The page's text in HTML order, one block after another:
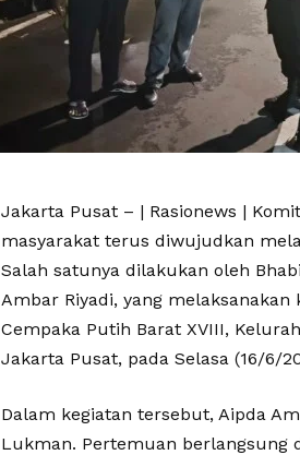
Jakarta Pusat – | Rasionews |
masyarakat terus diwujudkan
Salah satunya dilakukan oleh
Ambar Riyadi, yang melaksanakan
Cempaka Putih Barat XVIII,
Jakarta Pusat, pada Selasa (16/6/
Dalam kegiatan tersebut, Aipda
Lukman. Pertemuan berlangsung